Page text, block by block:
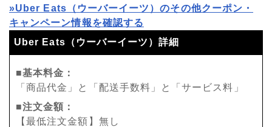
»Uber Eats（ウーバーイーツ）のその他クーポン・
キャンペーン情報を確認する
Uber Eats（ウーバーイーツ）詳細
■基本料金：
「商品代金」と「配送手数料」と「サービス料」
■注文金額：
【最低注文金額】無し